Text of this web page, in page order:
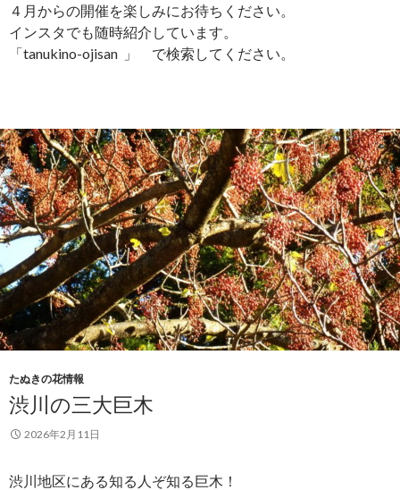
４月からの開催を楽しみにお待ちください。
インスタでも随時紹介しています。
「tanukino-ojisan 」 で検索してください。
たぬきの花情報
渋川の三大巨木
2026年2月11日
渋川地区にある知る人ぞ知る巨木！